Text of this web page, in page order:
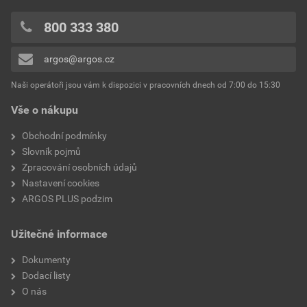
K dispozici je podpora
Kompatibilní s Amazon
Alexa
Kompatibilní s Apple
HomeKit
Kompatibilní s Google
Assistant
S uchycením spouštěče
Přidávat hodnocení může pouze přihlášený uživatel.
Vše o nákupu
Obchodní podmínky
Slovník pojmů
Zpracování osobních údajů
Nastavení cookies
ARGOS PLUS podzim
Užitečné informace
Dokumenty
Dodací listy
O nás
800 333 380
argos@argos.cz
Naši operátoři jsou vám k dispozici v pracovních dnech od 7:00 do 15:30